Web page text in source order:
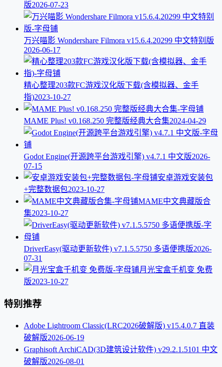
版2026-07-23
万兴喵影 Wondershare Filmora v15.6.4.20299 中文特别版
2026-06-17
精心整理203款FC游戏汉化版下载(含模拟器、金手
指)2023-10-27
MAME Plus! v0.168.250 完整版经典大合集2024-04-29
Godot Engine(开源跨平台游戏引擎) v4.7.1 中文版2026-
07-15
安卓游戏安装包
+完整数据包2023-10-27
MAME中文典藏版合
集2023-10-27
DriverEasy(驱动更新软件) v7.1.5.5750 多语便携版2026-
07-31
月光宝盒千机变 免费
版2023-10-27
特别推荐
Adobe Lightroom Classic(LRC2026破解版) v15.4.0.7 直装
破解版2026-06-19
Graphisoft ArchiCAD(3D建筑设计软件) v29.2.1.5101 中文
破解版2026-08-01